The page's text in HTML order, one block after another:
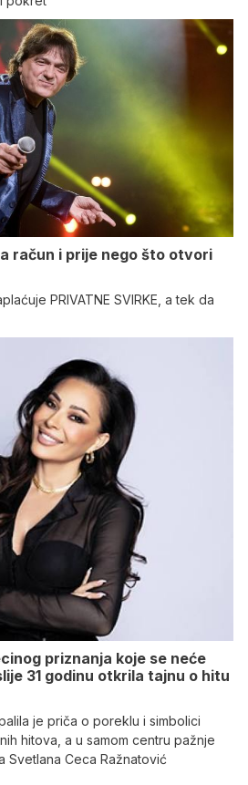
račun i prije nego što otvori
PRIVATNE SVIRKE, a tek da
priznanja koje se neće
31 godinu otkrila tajnu o hitu
je priča o poreklu i simbolici
hitova, a u samom centru pažnje
Svetlana Ceca Ražnatović